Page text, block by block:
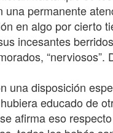
permanente
en algo por cierto
incesantes
una disposición
educado de
afirma eso